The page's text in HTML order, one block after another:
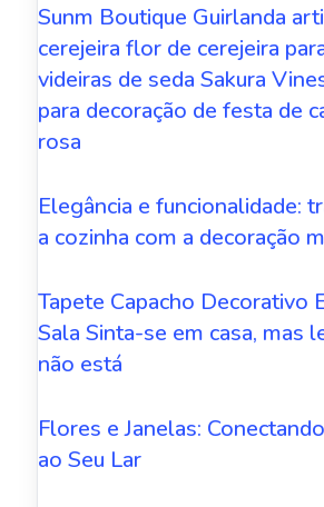
Sunm Boutique Guirlanda
cerejeira flor de cerejeira
videiras de seda Sakura
para decoração de festa de
rosa
Elegância e funcionalidade:
a cozinha com a decoração
Tapete Capacho Decorativo
Sala Sinta-se em casa, mas
não está
Flores e Janelas:
ao Seu Lar